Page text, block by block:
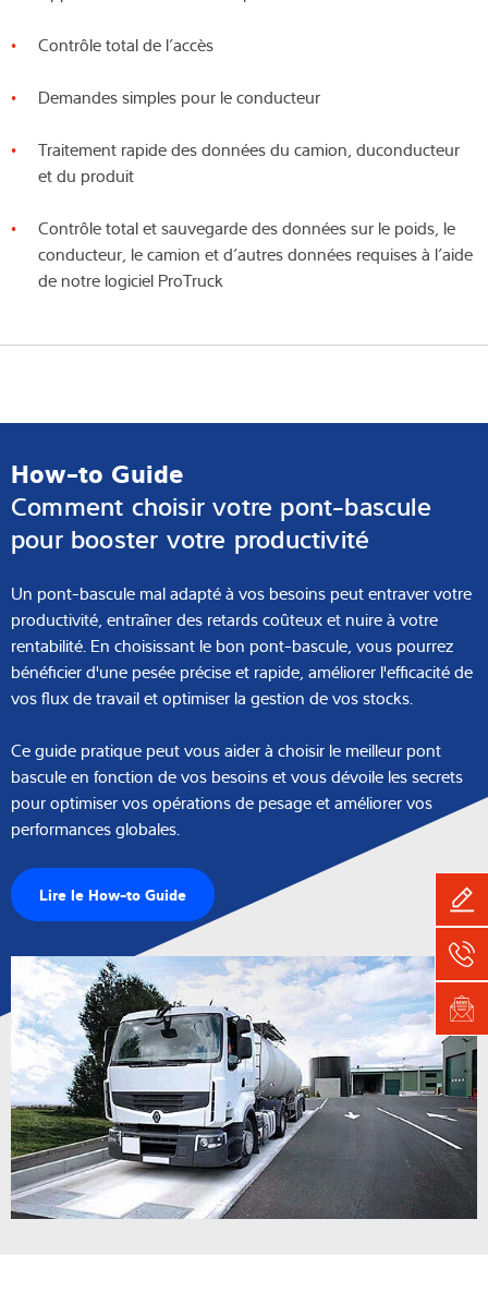
Contrôle total de l’accès
Demandes simples pour le conducteur
Traitement rapide des données du camion, duconducteur
et du produit
Contrôle total et sauvegarde des données sur le poids, le
conducteur, le camion et d’autres données requises à l’aide
de notre logiciel ProTruck
How-to Guide
Comment choisir votre pont-bascule
pour booster votre productivité
Un pont-bascule mal adapté à vos besoins peut entraver votre
productivité, entraîner des retards coûteux et nuire à votre
rentabilité. En choisissant le bon pont-bascule, vous pourrez
bénéficier d'une pesée précise et rapide, améliorer l'efficacité de
vos flux de travail et optimiser la gestion de vos stocks.
Ce guide pratique peut vous aider à choisir le meilleur pont
bascule en fonction de vos besoins et vous dévoile les secrets
pour optimiser vos opérations de pesage et améliorer vos
performances globales.
Lire le How-to Guide